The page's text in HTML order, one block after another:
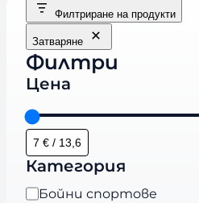
Филтриране на продукти
Затваряне
Филтри
Цена
Категория
К Бойни спортове